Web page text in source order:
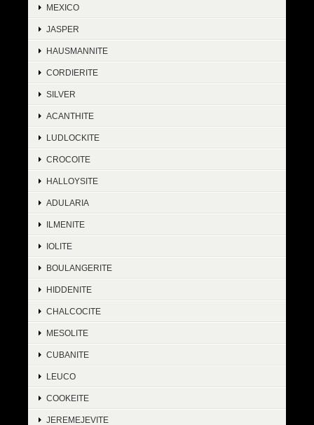
MEXICO
JASPER
HAUSMANNITE
CORDIERITE
SILVER
ACANTHITE
LUDLOCKITE
CROCOITE
HALLOYSITE
ADULARIA
ILMENITE
IOLITE
BOULANGERITE
HIDDENITE
CHALCOCITE
MESOLITE
CUBANITE
LEUCO
COOKEITE
JEREMEJEVITE